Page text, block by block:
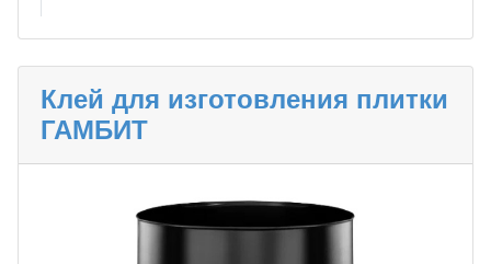
Клей для изготовления плитки
ГАМБИТ